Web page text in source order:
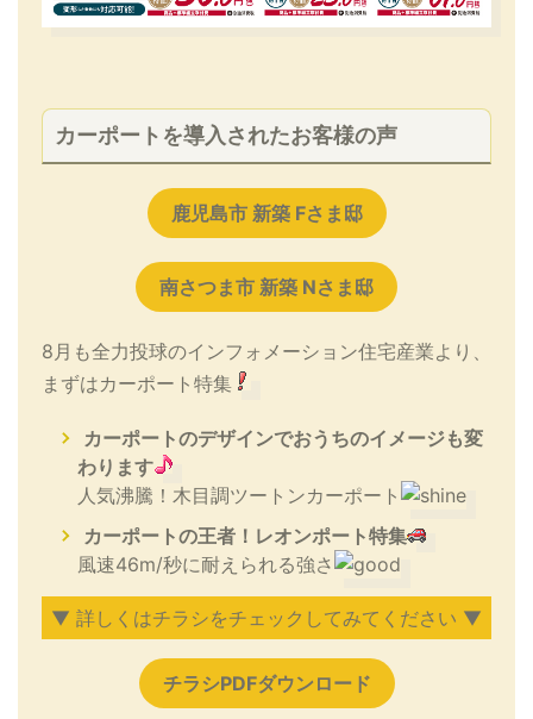
カーポートを導入されたお客様の声
鹿児島市 新築 Fさま邸
南さつま市 新築 Nさま邸
8月も全力投球のインフォメーション住宅産業より、
まずはカーポート特集
カーポートのデザインでおうちのイメージも変
わります
人気沸騰！木目調ツートンカーポート
カーポートの王者！レオンポート特集
風速46m/秒に耐えられる強さ
▼ 詳しくはチラシをチェックしてみてください ▼
チラシPDFダウンロード